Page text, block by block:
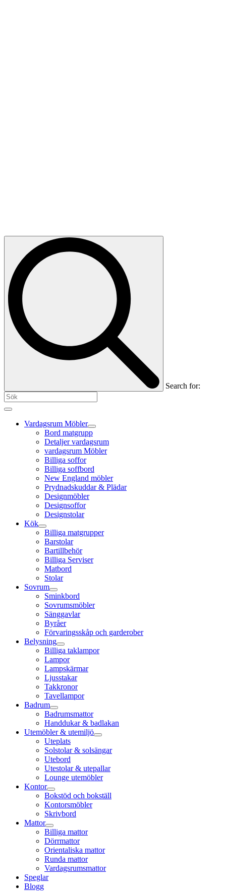
Search for:
Vardagsrum Möbler
Bord matgrupp
Detaljer vardagsrum
vardagsrum Möbler
Billiga soffor
Billiga soffbord
New England möbler
Prydnadskuddar & Plädar
Designmöbler
Designsoffor
Designstolar
Kök
Billiga matgrupper
Barstolar
Bartillbehör
Billiga Serviser
Matbord
Stolar
Sovrum
Sminkbord
Sovrumsmöbler
Sänggavlar
Byråer
Förvaringsskåp och garderober
Belysning
Billiga taklampor
Lampor
Lampskärmar
Ljusstakar
Takkronor
Tavellampor
Badrum
Badrumsmattor
Handdukar & badlakan
Utemöbler & utemiljö
Uteplats
Solstolar & solsängar
Utebord
Utestolar & utepallar
Lounge utemöbler
Kontor
Bokstöd och bokställ
Kontorsmöbler
Skrivbord
Mattor
Billiga mattor
Dörrmattor
Orientaliska mattor
Runda mattor
Vardagsrumsmattor
Speglar
Blogg